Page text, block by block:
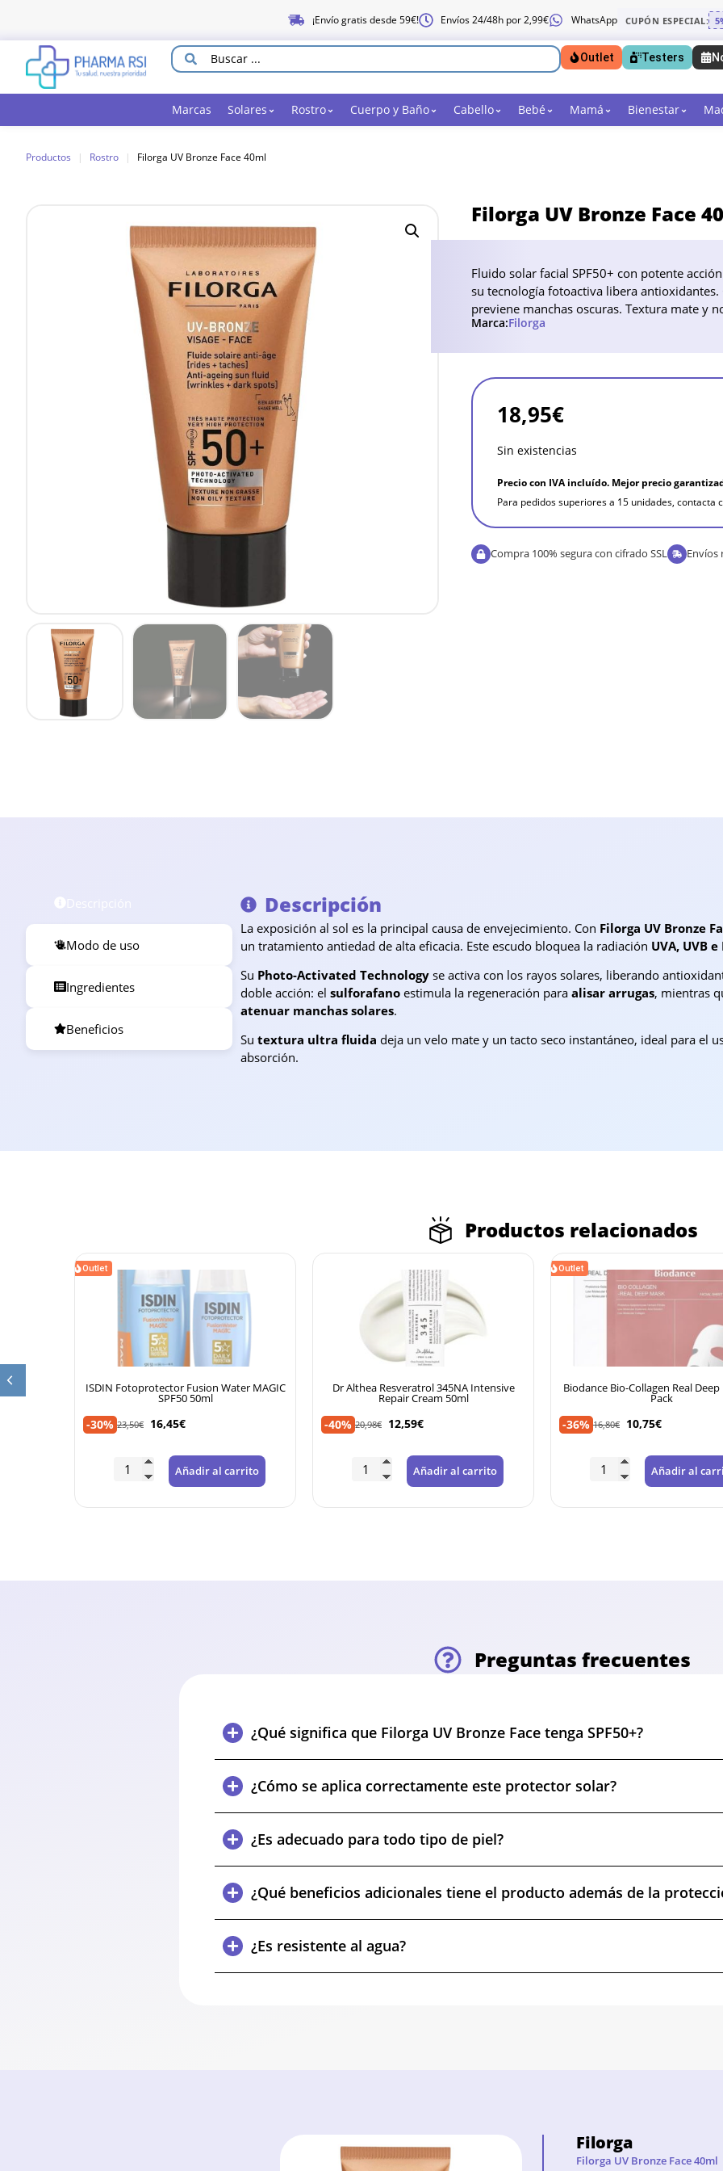
¡Envío gratis desde 59€! Envíos 24/48h por 2,99€ WhatsApp CUPÓN ESPECIAL:
Outlet Testers
Marcas Solares Rostro Cuerpo y Baño Cabello Bebé Mamá Bienestar
Productos | Rostro | Filorga UV Bronze Face 40ml
Filorga UV Bronze Face
Fluido solar facial SPF50+ con potente
su tecnología fotoactiva libera
previene manchas oscuras. Textura mate y
Marca:Filorga
18,95€
Sin existencias
Precio con IVA incluído. Mejor precio
Para pedidos superiores a 15 unidades, contacta
Compra 100% segura con cifrado SSL Envíos
Modo de uso
Ingredientes
Beneficios
Descripción
La exposición al sol es la principal causa de envejecimiento. Con Filorga UV Bronze
un tratamiento antiedad de alta eficacia. Este escudo bloquea la radiación UVA, UVB e
Su Photo-Activated Technology se activa con los rayos solares, liberando
doble acción: el sulforafano estimula la regeneración para alisar arrugas, mientras
atenuar manchas solares.
Su textura ultra fluida deja un velo mate y un tacto seco instantáneo, ideal para el
absorción.
Productos relacionados
MAGIC Dr Althea Resveratrol 345NA Intensive
Repair Cream 50ml
-40% 20,98€ 12,59€
Añadir al carrito
Biodance Bio-Collagen Real Deep Mask 4-
Pack
-36% 16,80€ 10,75€
Añadir al carrito
Outlet
Beauty of Joseon Protector solar
50ml
-45% 18,16€ 9,99€
Añadir al
Preguntas frecuentes
¿Qué significa que Filorga UV Bronze Face tenga SPF50+?
¿Cómo se aplica correctamente este protector solar?
¿Es adecuado para todo tipo de piel?
¿Qué beneficios adicionales tiene el producto además de la
¿Es resistente al agua?
Filorga
Filorga UV Bronze Face 40ml